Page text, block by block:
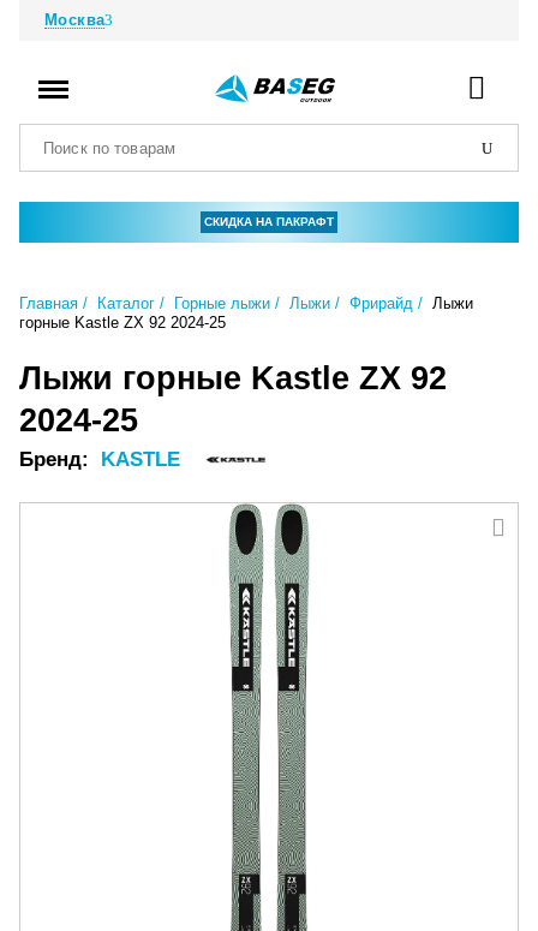
Москва
СКИДКА НА ПАКРАФТ
Главная Каталог Горные лыжи Лыжи Фрирайд
Лыжи
горные Kastle ZX 92 2024-25
Лыжи горные Kastle ZX 92
2024-25
Бренд: KASTLE